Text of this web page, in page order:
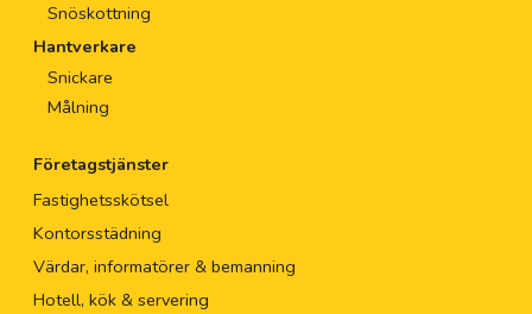
Snöskottning
Hantverkare
Snickare
Målning
Företagstjänster
Fastighetsskötsel
Kontorsstädning
Värdar, informatörer & bemanning
Hotell, kök & servering